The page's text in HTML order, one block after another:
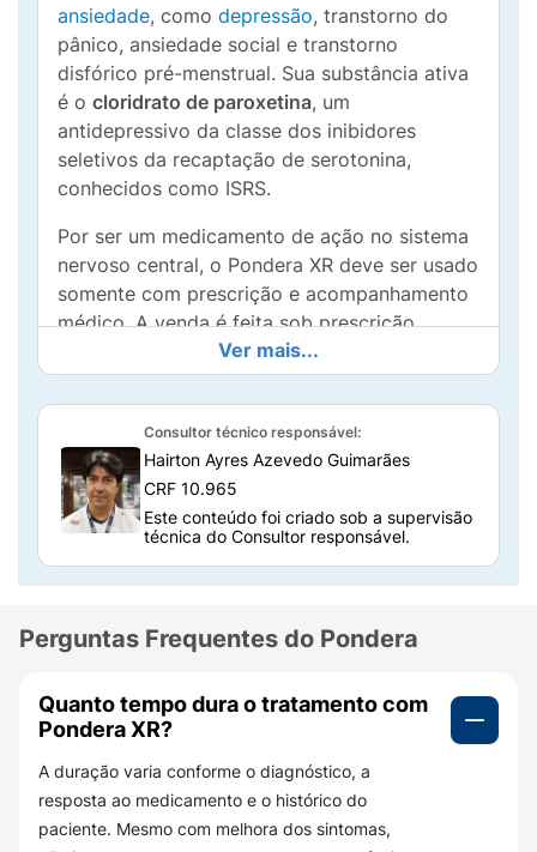
ansiedade, como depressão, transtorno do
pânico, ansiedade social e transtorno
disfórico pré-menstrual. Sua substância ativa
é o cloridrato de paroxetina, um
antidepressivo da classe dos inibidores
seletivos da recaptação de serotonina,
conhecidos como ISRS.
Por ser um medicamento de ação no sistema
nervoso central, o Pondera XR deve ser usado
somente com prescrição e acompanhamento
médico. A venda é feita sob prescrição
médica, com retenção da receita.
OPondera XRserve para tratar sintomas de
depressão,transtorno do pânicocom ou sem
agorafobia,transtorno de ansiedade social
também chamado de fobia social, e
que pode causar alterações intensas de
dificuldade para realizar atividades do dia a
Ele ajuda no controle dos sintomas ao atuar
sobre substâncias cerebrais relacionadas ao
humor, à ansiedade e ao equilíbrio emocional.
O efeito, no entanto, não costuma ser
imediato, e a melhora geralmente acontece
Ver mais...
Consultor técnico responsável:
Hairton Ayres Azevedo Guimarães
CRF 10.965
Este conteúdo foi criado sob a supervisão
técnica do Consultor responsável.
Perguntas Frequentes do Pondera
Quanto tempo dura o tratamento com
Pondera XR?
A duração varia conforme o diagnóstico, a
resposta ao medicamento e o histórico do
paciente. Mesmo com melhora dos sintomas,